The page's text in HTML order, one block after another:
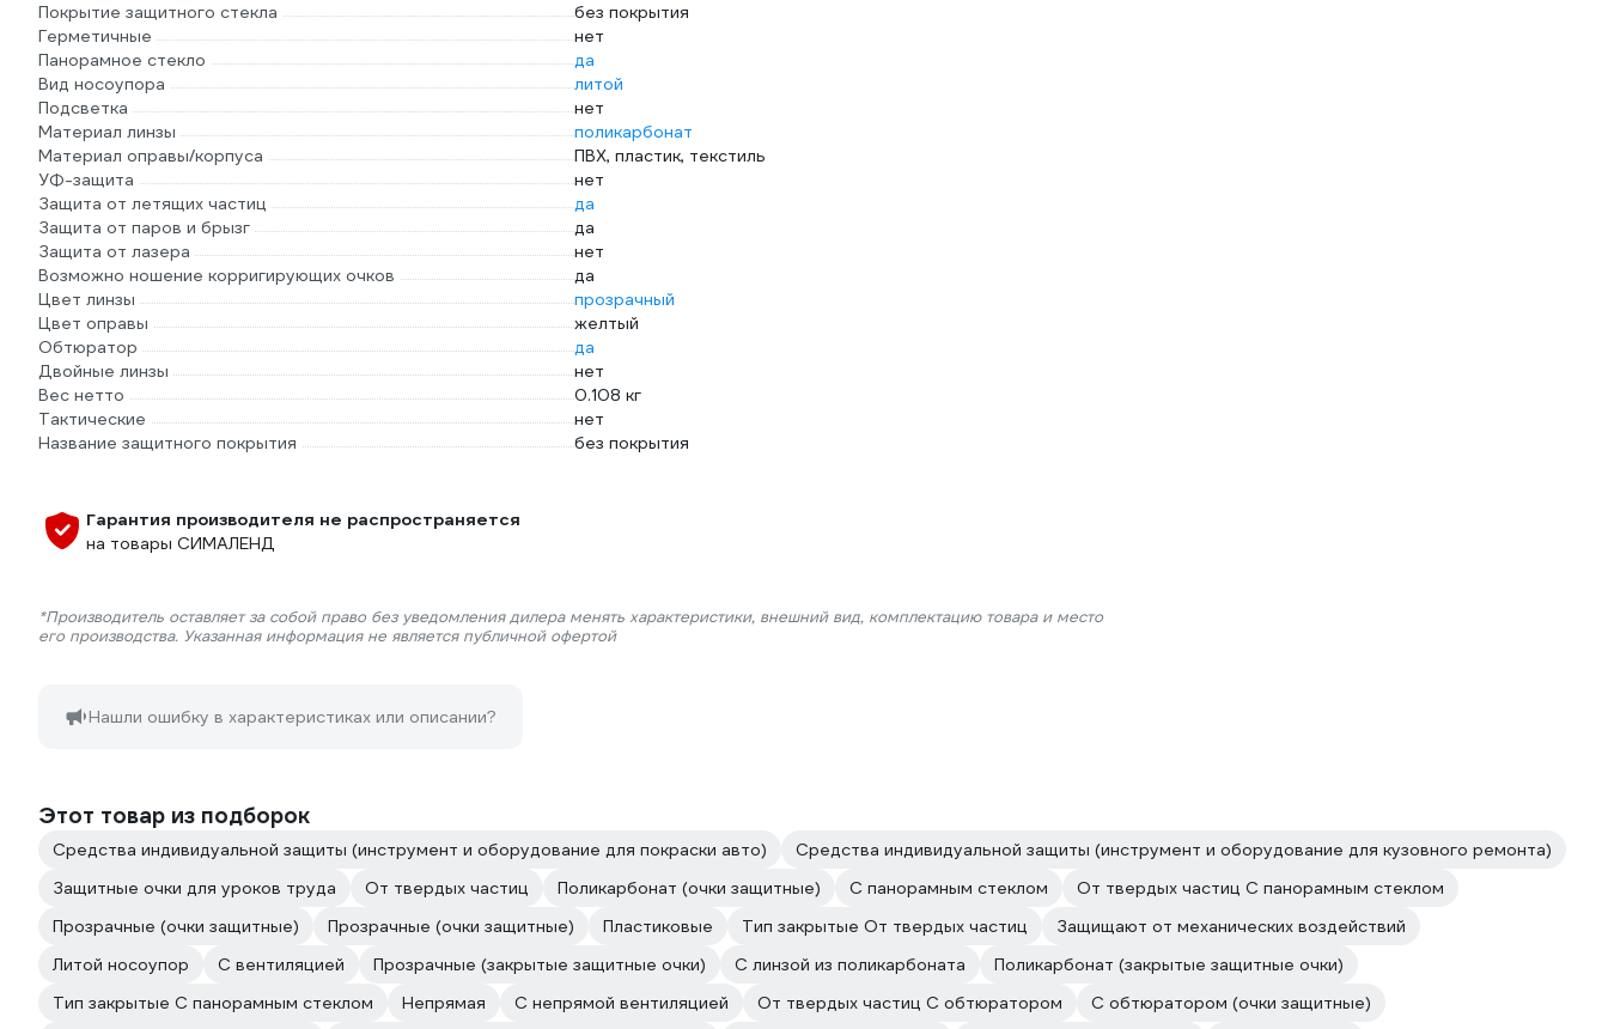
Покрытие защитного стекла
без покрытия
Герметичные
нет
Панорамное стекло
да
Вид носоупора
литой
Подсветка
нет
Материал линзы
поликарбонат
Материал оправы/корпуса
ПВХ, пластик, текстиль
УФ-защита
нет
Защита от летящих частиц
да
Защита от паров и брызг
да
Защита от лазера
нет
Возможно ношение корригирующих очков
да
Цвет линзы
прозрачный
Цвет оправы
желтый
Обтюратор
да
Двойные линзы
нет
Вес нетто
0.108 кг
Тактические
нет
Название защитного покрытия
без покрытия
Гарантия производителя не распространяется
на товары СИМАЛЕНД
*Производитель оставляет за собой право без уведомления дилера менять характеристики, внешний вид, комплектацию товара и место
его производства. Указанная информация не является публичной офертой
Нашли ошибку в характеристиках или описании?
Этот товар из подборок
Средства индивидуальной защиты (инструмент и оборудование для покраски авто)
Средства индивидуальной защиты (инструмент и оборудование для кузовного ремонта)
Защитные очки для уроков труда
От твердых частиц Поликарбонат (очки защитные) С панорамным стеклом
От твердых частиц С панорамным стеклом
Прозрачные (очки защитные)
Прозрачные (очки защитные) Пластиковые Тип закрытые От твердых частиц
Защищают от механических воздействий
Литой носоупор
С вентиляцией Прозрачные (закрытые защитные очки) С линзой из поликарбоната
Поликарбонат (закрытые защитные очки)
Тип закрытые С панорамным стеклом
Непрямая С непрямой вентиляцией От твердых частиц С обтюратором
С обтюратором (очки защитные)